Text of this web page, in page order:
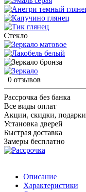
Стекло
0 отзывов
Рассрочка без банка
Все виды оплат
Акции, скидки, подарки
Установка дверей
Быстрая доставка
Замеры бесплатно
Описание
Характеристики